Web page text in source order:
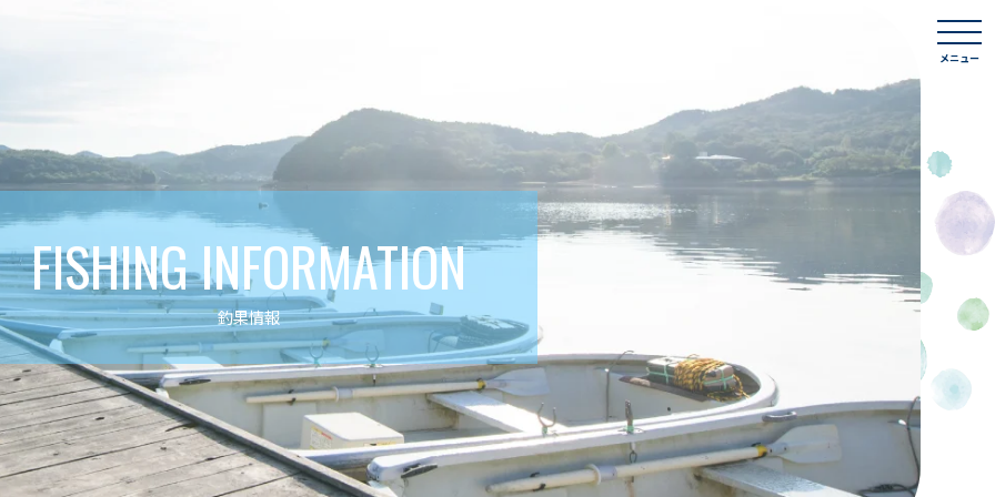
メニュー
FISHING INFORMATION
釣果情報